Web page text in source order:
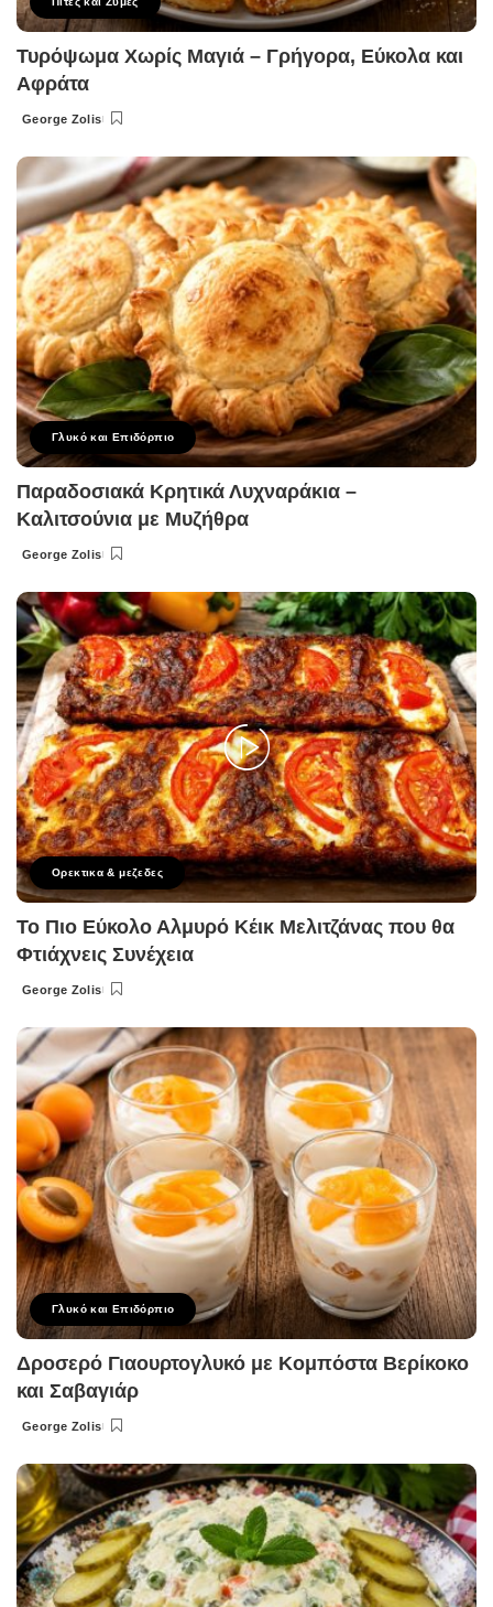
Τυρόψωμα Χωρίς Μαγιά – Γρήγορα, Εύκολα και
Αφράτα
Posted
George Zolis
Γλυκό και Επιδόρπιο
Παραδοσιακά Κρητικά Λυχναράκια –
Καλιτσούνια με Μυζήθρα
Posted
George Zolis
Ορεκτικα & μεζεδες
Το Πιο Εύκολο Αλμυρό Κέικ Μελιτζάνας που θα
Φτιάχνεις Συνέχεια
Posted
George Zolis
Γλυκό και Επιδόρπιο
Δροσερό Γιαουρτογλυκό με Κομπόστα Βερίκοκο
και Σαβαγιάρ
Posted
George Zolis